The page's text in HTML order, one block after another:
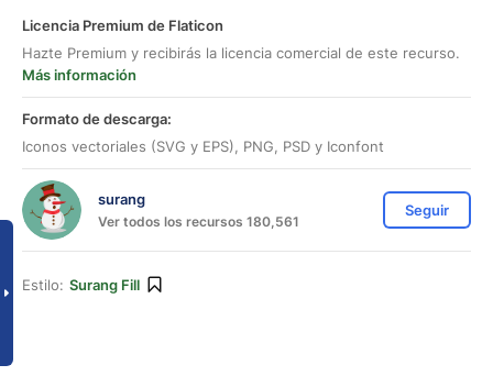
Licencia Premium de Flaticon
Hazte Premium y recibirás la licencia comercial de este recurso.
Más información
Formato de descarga:
Iconos vectoriales (SVG y EPS), PNG, PSD y Iconfont
surang
Ver todos los recursos 180,561
Seguir
Estilo: Surang Fill